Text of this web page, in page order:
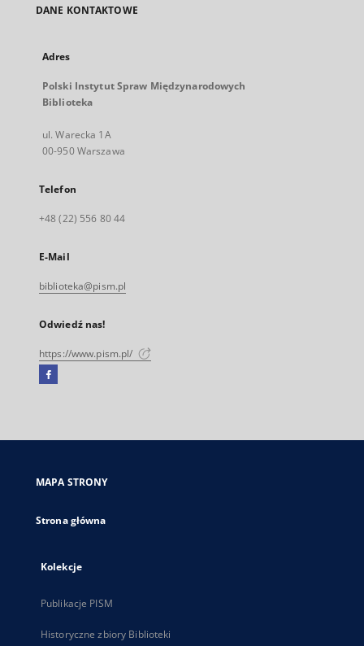
DANE KONTAKTOWE
Adres
Polski Instytut Spraw Międzynarodowych
Biblioteka
ul. Warecka 1A
00-950 Warszawa
Telefon
+48 (22) 556 80 44
E-Mail
biblioteka@pism.pl
Odwiedź nas!
https://www.pism.pl/
Facebook
się
karcie
MAPA STRONY
Strona główna
Kolekcje
Publikacje PISM
Historyczne zbiory Biblioteki